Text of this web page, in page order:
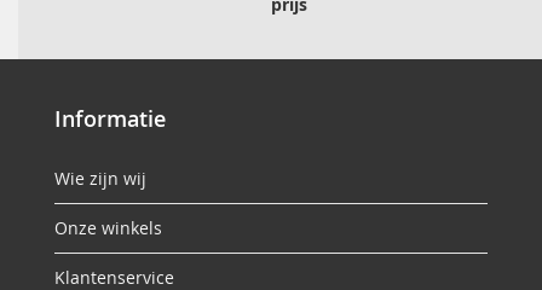
Informatie
Wie zijn wij
Onze winkels
Klantenservice